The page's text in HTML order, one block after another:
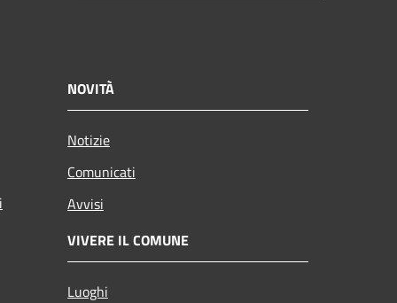
NOVITÀ
Notizie
Comunicati
Avvisi
VIVERE IL COMUNE
Luoghi